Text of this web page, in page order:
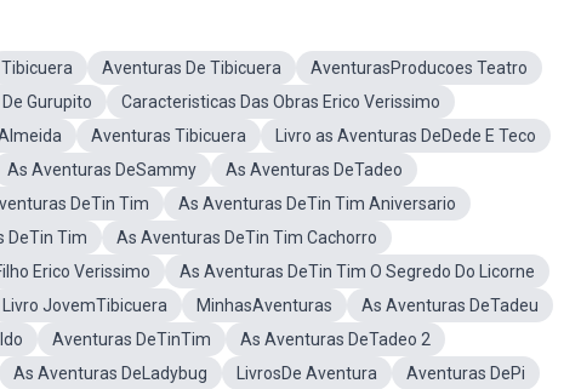
Tibicuera Aventuras De Tibicuera
AventurasProducoes Teatro
Gurupito
Caracteristicas Das Obras Erico Verissimo
Aventuras Tibicuera
Livro as Aventuras DeDede E Teco
As Aventuras DeSammy
As Aventuras DeTadeo
DeTin Tim
As Aventuras DeTin Tim Aniversario
DeTin Tim
As Aventuras DeTin Tim Cachorro
Erico Verissimo
As Aventuras DeTin Tim O Segredo Do Licorne
Livro JovemTibicuera MinhasAventuras
As Aventuras DeTadeu
Aventuras DeTinTim
As Aventuras DeTadeo 2
As Aventuras DeLadybug LivrosDe Aventura
Aventuras DePi